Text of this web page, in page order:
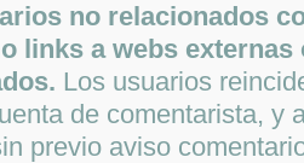
no relacionados
links a webs
Los usuarios
de comentarista, y
previo aviso